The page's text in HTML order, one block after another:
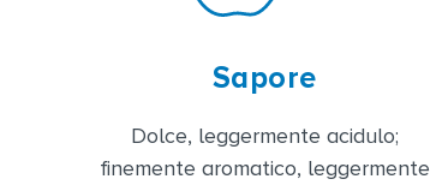
Sapore
Dolce, leggermente acidulo;
finemente aromatico, leggermente